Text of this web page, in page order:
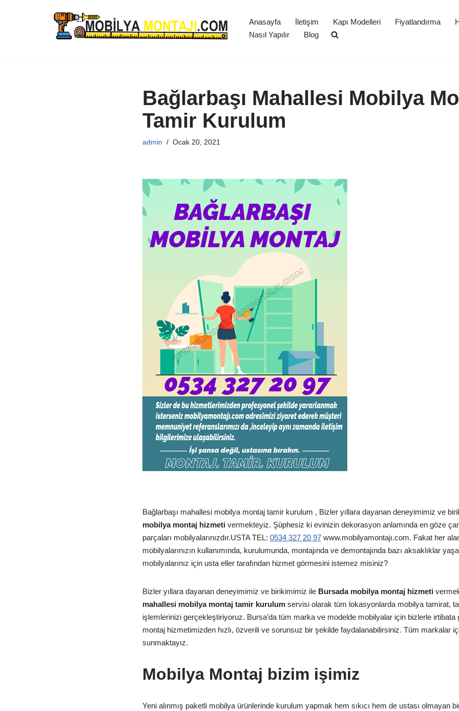
Anasayfa İletişim Kapı Modelleri Fiyatlandırma
Nasıl Yapılır
Blog
Bağlarbaşı Mahallesi Mobilya
Tamir Kurulum
admin Ocak 20, 2021
Bağlarbaşı mahallesi mobilya montaj tamir kurulum , Bizler yıllara dayanan deneyimimiz ve
mobilya montaj hizmetivermekteyiz. Şüphesiz ki evinizin dekorasyon anlamında en göze
parçaları mobilyalarınızdır.USTA TEL: 0534 327 20 97www.mobilyamontajı.com. Fakat her
mobilyalarınızın kullanımında, kurulumunda, montajında ve demontajında bazı aksaklıklar
mobilyalarınız için usta eller tarafından hizmet görmesini istemez misiniz?
Bizler yıllara dayanan deneyimimiz ve birikimimiz ileBursada mobilya montaj hizmeti
mahallesi mobilya montaj tamir kurulum servisi olarak tüm lokasyonlarda mobilya tamirat,
işlemlerinizi gerçekleştiriyoruz. Bursa’da tüm marka ve modelde mobilyalar için bizlerle irtibata
montaj hizmetimizden hızlı, özverili ve sorunsuz bir şekilde faydalanabilirsiniz. Tüm markalar
sunmaktayız.
Mobilya Montaj bizim işimiz
Yeni alınmış paketli mobilya ürünlerinde kurulum yapmak hem sıkıcı hem de ustası olmayan